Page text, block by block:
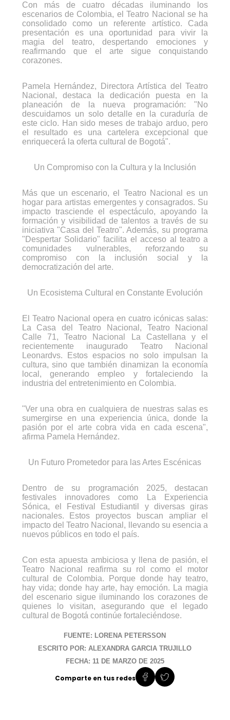
Con más de cuatro décadas iluminando los
escenarios de Colombia, el Teatro Nacional se ha
consolidado como un referente artístico. Cada
presentación es una oportunidad para vivir la
magia del teatro, despertando emociones y
reafirmando que el arte sigue conquistando
corazones.
Pamela Hernández, Directora Artística del Teatro
Nacional, destaca la dedicación puesta en la
planeación de la nueva programación: "No
descuidamos un solo detalle en la curaduría de
este ciclo. Han sido meses de trabajo arduo, pero
el resultado es una cartelera excepcional que
enriquecerá la oferta cultural de Bogotá".
Un Compromiso con la Cultura y la Inclusión
Más que un escenario, el Teatro Nacional es un
hogar para artistas emergentes y consagrados. Su
impacto trasciende el espectáculo, apoyando la
formación y visibilidad de talentos a través de su
iniciativa "Casa del Teatro". Además, su programa
"Despertar Solidario" facilita el acceso al teatro a
comunidades vulnerables, reforzando su
compromiso con la inclusión social y la
democratización del arte.
Un Ecosistema Cultural en Constante Evolución
El Teatro Nacional opera en cuatro icónicas salas:
La Casa del Teatro Nacional, Teatro Nacional
Calle 71, Teatro Nacional La Castellana y el
recientemente inaugurado Teatro Nacional
Leonardvs. Estos espacios no solo impulsan la
cultura, sino que también dinamizan la economía
local, generando empleo y fortaleciendo la
industria del entretenimiento en Colombia.
"Ver una obra en cualquiera de nuestras salas es
sumergirse en una experiencia única, donde la
pasión por el arte cobra vida en cada escena",
afirma Pamela Hernández.
Un Futuro Prometedor para las Artes Escénicas
Dentro de su programación 2025, destacan
festivales innovadores como La Experiencia
Sónica, el Festival Estudiantil y diversas giras
nacionales. Estos proyectos buscan ampliar el
impacto del Teatro Nacional, llevando su esencia a
nuevos públicos en todo el país.
Con esta apuesta ambiciosa y llena de pasión, el
Teatro Nacional reafirma su rol como el motor
cultural de Colombia. Porque donde hay teatro,
hay vida; donde hay arte, hay emoción. La magia
del escenario sigue iluminando los corazones de
quienes lo visitan, asegurando que el legado
cultural de Bogotá continúe fortaleciéndose.
FUENTE: LORENA PETERSSON
ESCRITO POR: ALEXANDRA GARCIA TRUJILLO
FECHA: 11 DE MARZO DE 2025
Comparte en tus redes